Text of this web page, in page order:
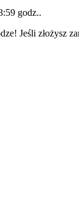
godz..
Jeśli złożysz